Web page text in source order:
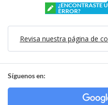
¿ENCONTRASTE
ERROR?
Revisa nuestra página de
Síguenos en: